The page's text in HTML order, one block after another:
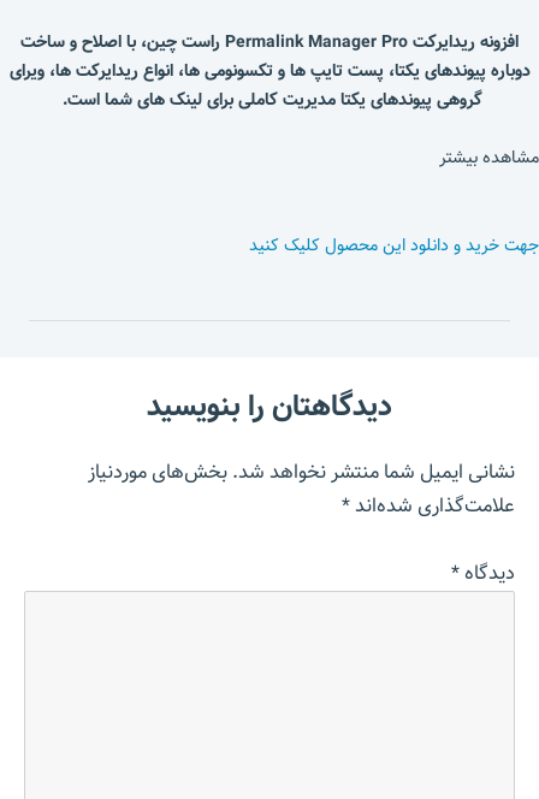
افزونه ریدایرکت Permalink Manager Pro راست چین، با اصلاح و ساخت
دوباره پیوندهای یکتا، پست تایپ ها و تکسونومی ها، انواع ریدایرکت ها، ویرای
گروهی پیوندهای یکتا مدیریت کاملی برای لینک های شما است.
مشاهده بیشتر
جهت خرید و دانلود این محصول کلیک کنید
دیدگاهتان را بنویسید
نشانی ایمیل شما منتشر نخواهد شد.بخش‌های موردنیاز
علامت‌گذاری شده‌اند*
دیدگاه*